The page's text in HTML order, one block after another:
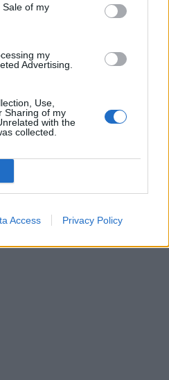
of my
my
Advertising.
Use,
Sharing of my
with the
collected.
Access Privacy Policy
los derechos reservados ©